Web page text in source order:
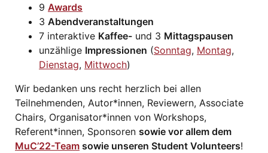
9 Awards
3 Abendveranstaltungen
7 interaktive Kaffee- und 3 Mittagspausen
unzählige Impressionen (Sonntag, Montag,
Dienstag, Mittwoch)
Wir bedanken uns recht herzlich bei allen
Teilnehmenden, Autor*innen, Reviewern, Associate
Chairs, Organisator*innen von Workshops,
Referent*innen, Sponsoren sowie vor allem dem
MuC’22-Team sowie unseren Student Volunteers!